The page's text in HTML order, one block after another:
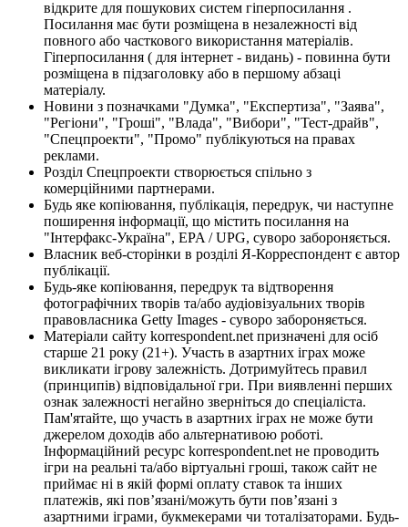
відкрите для пошукових систем гіперпосилання .
Посилання має бути розміщена в незалежності від
повного або часткового використання матеріалів.
Гіперпосилання ( для інтернет - видань) - повинна бути
розміщена в підзаголовку або в першому абзаці
матеріалу.
Новини з позначками "Думка", "Експертиза", "Заява",
"Регіони", "Гроші", "Влада", "Вибори", "Тест-драйв",
"Спецпроекти", "Промо" публікуються на правах
реклами.
Розділ Спецпроекти створюється спільно з
комерційними партнерами.
Будь яке копіювання, публікація, передрук, чи наступне
поширення інформації, що містить посилання на
"Інтерфакс-Україна", EPA / UPG, суворо забороняється.
Власник веб-сторінки в розділі Я-Корреспондент є автор
публікації.
Будь-яке копіювання, передрук та відтворення
фотографічних творів та/або аудіовізуальних творів
правовласника Getty Images - суворо забороняється.
Матеріали сайту korrespondent.net призначені для осіб
старше 21 року (21+). Участь в азартних іграх може
викликати ігрову залежність. Дотримуйтесь правил
(принципів) відповідальної гри. При виявленні перших
ознак залежності негайно зверніться до спеціаліста.
Пам'ятайте, що участь в азартних іграх не може бути
джерелом доходів або альтернативою роботі.
Інформаційний ресурс korrespondent.net не проводить
ігри на реальні та/або віртуальні гроші, також сайт не
приймає ні в якій формі оплату ставок та інших
платежів, які пов’язані/можуть бути пов’язані з
азартними іграми, букмекерами чи тоталізаторами. Будь-